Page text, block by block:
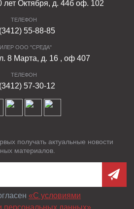
лет Октября, д. 44б оф. 102
ТЕЛЕФОН
55-88-85
ООО "СРЕДА"
8 Марта, д. 16 , оф 407
ТЕЛЕФОН
57-30-12
получать актуальные новости
материалов.
«C условиями